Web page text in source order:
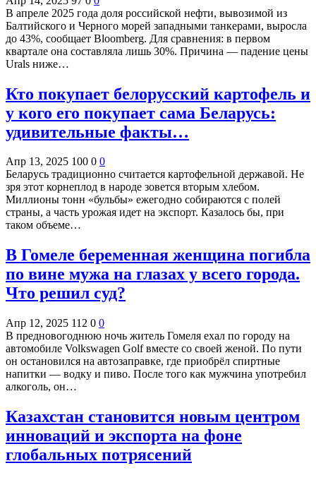
В апреле 2025 года доля российской нефти, вывозимой из
Балтийского и Черного морей западными танкерами, выросла
до 43%, сообщает Bloomberg. Для сравнения: в первом
квартале она составляла лишь 30%. Причина — падение цены
Urals ниже…
Кто покупает белорусский картофель и
у кого его покупает сама Беларусь:
удивительные факты…
Апр 13, 2025 100 0 0
Беларусь традиционно считается картофельной державой. Не
зря этот корнеплод в народе зовется вторым хлебом.
Миллионы тонн «бульбы» ежегодно собираются с полей
страны, а часть урожая идет на экспорт. Казалось бы, при
таком объеме…
В Гомеле беременная женщина погибла
по вине мужа на глазах у всего города.
Что решил суд?
Апр 12, 2025 112 0 0
В предновогоднюю ночь житель Гомеля ехал по городу на
автомобиле Volkswagen Golf вместе со своей женой. По пути
он остановился на автозаправке, где приобрёл спиртные
напитки — водку и пиво. После того как мужчина употребил
алкоголь, он…
Казахстан становится новым центром
инноваций и экспорта на фоне
глобальных потрясений